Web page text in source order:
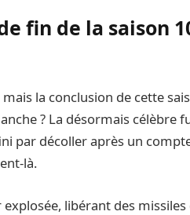
fin de la saison
la conclusion de cette
? La désormais célèbre
par décoller après un
là.
libérant des